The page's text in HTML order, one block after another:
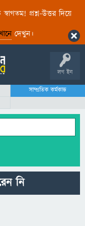
প্রশ্ন-উত্তর দিয়ে
দেখুন।
লগ ইন
সাম্প্রতিক কর্মকান্ড
নি